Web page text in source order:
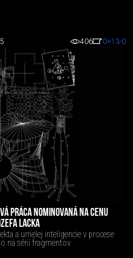
406 0+13-0
PRÁCA NOMINOVANÁ NA CENU
LACKA
a umelej inteligencie v procese
na sérii fragmentov